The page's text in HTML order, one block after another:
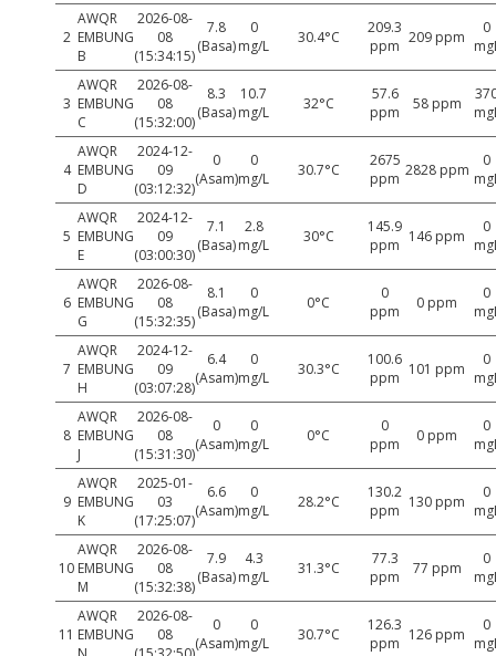
2
AWQR
EMBUNG
B
2026-08-
08
(15:34:15)
7.8
(Basa)
0
mg/L
30.4°C
209.3
ppm 209 ppm
0
3
AWQR
EMBUNG
C
2026-08-
08
(15:32:00)
8.3
(Basa)
10.7
mg/L
32°C
57.6
ppm
58 ppm
4
AWQR
EMBUNG
D
2024-12-
09
(03:12:32)
0
(Asam)
0
mg/L
30.7°C
2675
ppm 2828 ppm
0
5
AWQR
EMBUNG
E
2024-12-
09
(03:00:30)
7.1
(Basa)
2.8
mg/L
30°C
145.9
ppm 146 ppm
0
6
AWQR
EMBUNG
G
2026-08-
08
(15:32:35)
8.1
(Basa)
0
mg/L
0°C
0
ppm
0 ppm
0
7
AWQR
EMBUNG
H
2024-12-
09
(03:07:28)
6.4
(Asam)
0
mg/L
30.3°C
100.6
ppm 101 ppm
0
8
AWQR
EMBUNG
J
2026-08-
08
(15:31:30)
0
(Asam)
0
mg/L
0°C
0
ppm
0 ppm
0
9
AWQR
EMBUNG
K
2025-01-
03
(17:25:07)
6.6
(Asam)
0
mg/L
28.2°C
130.2
ppm 130 ppm
0
10
AWQR
EMBUNG
M
2026-08-
08
(15:32:38)
7.9
(Basa)
4.3
mg/L
31.3°C
77.3
ppm
77 ppm
0
11
AWQR
EMBUNG
2026-08-
08
0
(Asam)
0
mg/L
30.7°C
126.3
ppm 126 ppm
0